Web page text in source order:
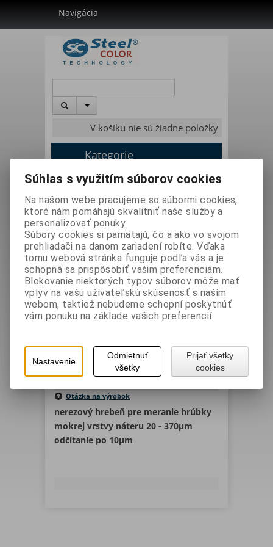
Navigácia
V košíku nie sú žiadne položky
Kategorie
Úvodná stránka
Hrúbkomery »
mierka mokrých náterov WG-1 Lakovanie
mierka mokrých náterov WG-1
Lakovanie
Vaša cena bez DPH:70,30 EUR
Vaša cena s DPH:86,469 EUR
Výrobca:
Otázka na výrobok
nerezový hrebeň pre meranie hrúbky
mokrej vrstvy náteru 20 - 370µm
odčítanie po 10µm
Súhlas s využitím súborov cookies
Na našom webe pracujeme so súbormi cookies,
ktoré nám pomáhajú skvalitniť naše služby a
personalizovať ponuky.
Súbory cookies si pamätajú, čo a ako vo svojom
prehliadači na danom zariadení robíte. Vďaka
tomu webová stránka funguje podľa vás a je
schopná sa prispôsobiť vašim preferenciám.
Blokovanie niektorých typov súborov môže mať
vplyv na vašu užívateľskú skúsenosť s naším
webom, taktiež nebudeme schopní poskytnúť
vám ponuku na základe vašich preferencií.
Nastavenie
Odmietnuť
všetky
Prijať všetky
cookies